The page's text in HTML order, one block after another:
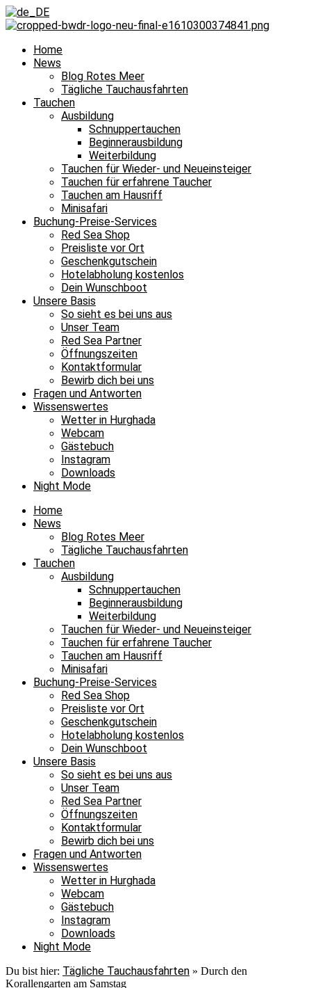
Home
News
Blog Rotes Meer
Tägliche Tauchausfahrten
Tauchen
Ausbildung
Schnuppertauchen
Beginnerausbildung
Weiterbildung
Tauchen für Wieder- und Neueinsteiger
Tauchen für erfahrene Taucher
Tauchen am Hausriff
Minisafari
Buchung-Preise-Services
Red Sea Shop
Preisliste vor Ort
Geschenkgutschein
Hotelabholung kostenlos
Dein Wunschboot
Unsere Basis
So sieht es bei uns aus
Unser Team
Red Sea Partner
Öffnungszeiten
Kontaktformular
Bewirb dich bei uns
Fragen und Antworten
Wissenswertes
Wetter in Hurghada
Webcam
Gästebuch
Instagram
Downloads
Night Mode
Home
News
Blog Rotes Meer
Tägliche Tauchausfahrten
Tauchen
Ausbildung
Schnuppertauchen
Beginnerausbildung
Weiterbildung
Tauchen für Wieder- und Neueinsteiger
Tauchen für erfahrene Taucher
Tauchen am Hausriff
Minisafari
Buchung-Preise-Services
Red Sea Shop
Preisliste vor Ort
Geschenkgutschein
Hotelabholung kostenlos
Dein Wunschboot
Unsere Basis
So sieht es bei uns aus
Unser Team
Red Sea Partner
Öffnungszeiten
Kontaktformular
Bewirb dich bei uns
Fragen und Antworten
Wissenswertes
Wetter in Hurghada
Webcam
Gästebuch
Instagram
Downloads
Night Mode
Du bist hier: Tägliche Tauchausfahrten » Durch den
Korallengarten am Samstag